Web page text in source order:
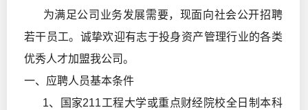
为满足公司业务发展需要，现面向社会公开招聘
若干员工。诚挚欢迎有志于投身资产管理行业的各类
优秀人才加盟我公司。
一、应聘人员基本条件
1、国家211工程大学或重点财经院校全日制本科